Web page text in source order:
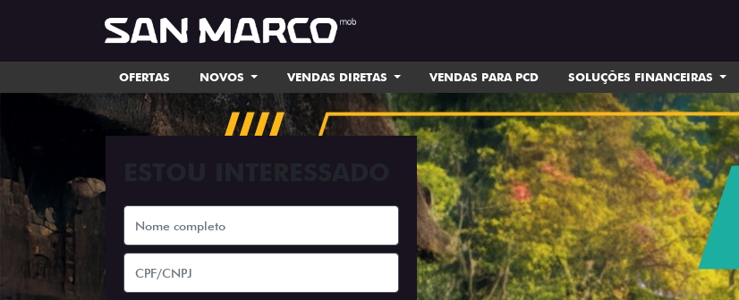
OFERTAS NOVOS VENDAS DIRETAS VENDAS PARA PCD SOLUÇÕES FINANCEIRAS